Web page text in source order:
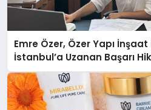
Emre Özer, Özer Yapı
İstanbul’a Uzanan Başarı